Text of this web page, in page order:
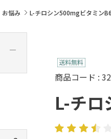
ペット用
【早割】お得なクーポン"3種
新規登録で！今すぐ使えるク
友だち大募集！限定クーポン
お悩み L-チロシン500mgビタミン
商品コード :
L-チ
―